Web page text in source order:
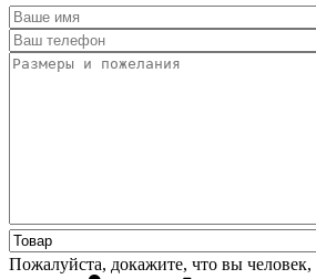
Пожалуйста, докажите, что вы человек,